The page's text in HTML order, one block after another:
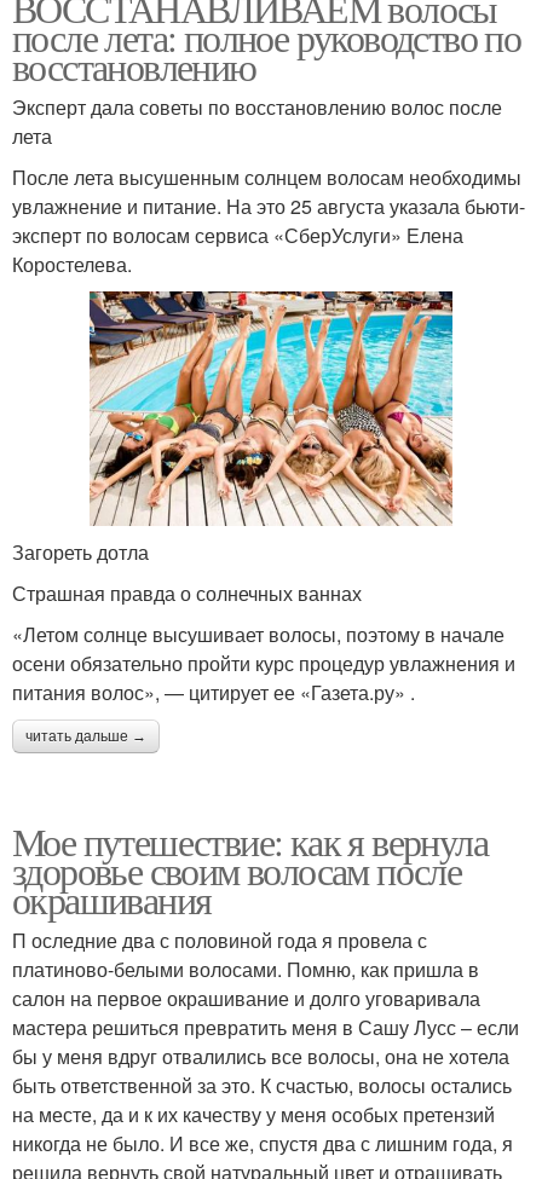
после лета: полное руководство по
восстановлению
Эксперт дала советы по восстановлению волос после
лета
После лета высушенным солнцем волосам необходимы
увлажнение и питание. На это 25 августа указала бьюти-
эксперт по волосам сервиса «СберУслуги» Елена
Коростелева.
Загореть дотла
Страшная правда о солнечных ваннах
«Летом солнце высушивает волосы, поэтому в начале
осени обязательно пройти курс процедур увлажнения и
питания волос», — цитирует ее «Газета.ру» .
читать дальше →
Мое путешествие: как я вернула
здоровье своим волосам после
окрашивания
П оследние два с половиной года я провела с
платиново-белыми волосами. Помню, как пришла в
салон на первое окрашивание и долго уговаривала
мастера решиться превратить меня в Сашу Лусс – если
бы у меня вдруг отвалились все волосы, она не хотела
быть ответственной за это. К счастью, волосы остались
на месте, да и к их качеству у меня особых претензий
никогда не было. И все же, спустя два с лишним года, я
решила вернуть свой натуральный цвет и отращивать